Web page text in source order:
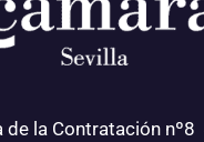
de la Contratación